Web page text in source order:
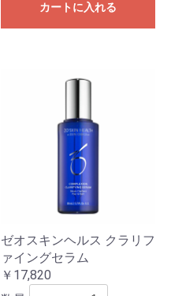
カートに入れる
ゼオスキンヘルス クラリフ
ァイングセラム
￥17,820